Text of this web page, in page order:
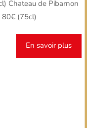
Chateau de Pibarnon
80€ (75cl)
En savoir plus